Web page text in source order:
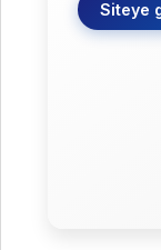
Siteye